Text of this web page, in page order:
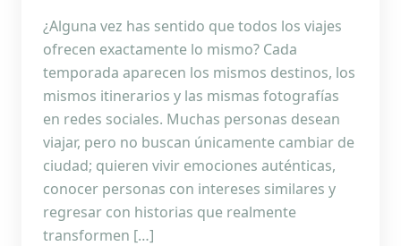
¿Alguna vez has sentido que todos los viajes
ofrecen exactamente lo mismo? Cada
temporada aparecen los mismos destinos, los
mismos itinerarios y las mismas fotografías
en redes sociales. Muchas personas desean
viajar, pero no buscan únicamente cambiar de
ciudad; quieren vivir emociones auténticas,
conocer personas con intereses similares y
regresar con historias que realmente
transformen […]